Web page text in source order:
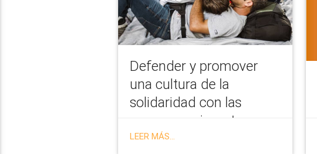
Defender y promover
una cultura de la
solidaridad con las
personas migrantes y
refugiadas
LEER MÁS...